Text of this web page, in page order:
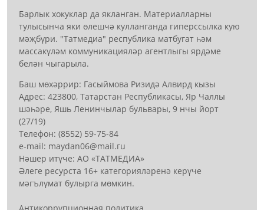
Барлык хокуклар да якланган. Материалларны
тулысынча яки өлешчә кулланганда гиперссылка кую
мәҗбүри. "Татмедиа" республика матбугат һәм
массакүләм коммуникацияләр агентлыгы ярдәме
белән чыгарыла.
Баш мөхәррир: Гасыймова Ризидә Алвирд кызы
Адрес: 423800, Татарстан Республикасы, Яр Чаллы
шәһәре, Яшь Ленинчылар бульвары, 9 нчы йорт
(27/19)
Телефон: (8552) 59-75-84
е-mail: mауdаn06@mail.гu
Нәшер итүче: АО «ТАТМЕДИА»
Әлеге ресурста 16+ категорияләренә керүче
мәгълүмат булырга мөмкин.